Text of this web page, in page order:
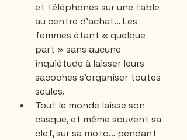
et téléphones sur une table
au centre d’achat… Les
femmes étant « quelque
part » sans aucune
inquiétude à laisser leurs
sacoches s’organiser toutes
seules.
Tout le monde laisse son
casque, et même souvent sa
clef, sur sa moto… pendant